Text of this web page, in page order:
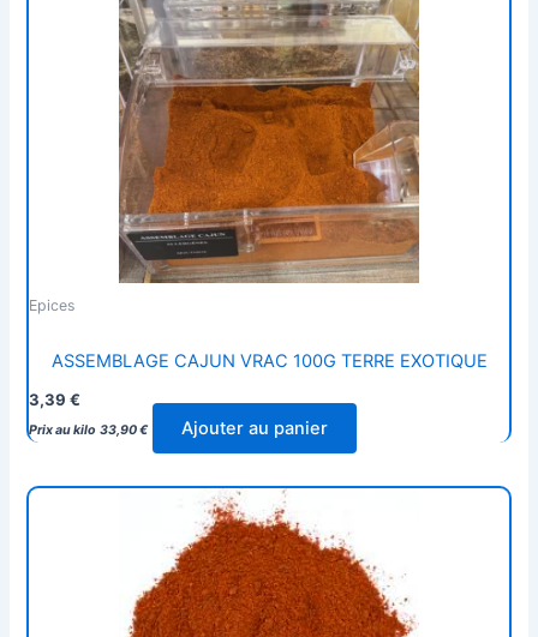
Epices
ASSEMBLAGE CAJUN VRAC 100G TERRE EXOTIQUE
3,39€
Prix au kilo 33,90€ Ajouter au panier